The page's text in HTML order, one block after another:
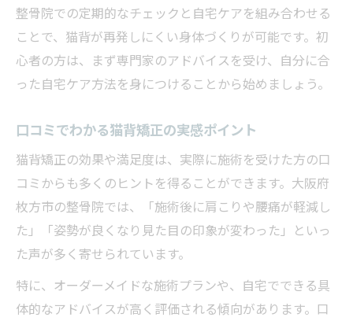
整骨院での定期的なチェックと自宅ケアを組み合わせる
ことで、猫背が再発しにくい身体づくりが可能です。初
心者の方は、まず専門家のアドバイスを受け、自分に合
った自宅ケア方法を身につけることから始めましょう。
口コミでわかる猫背矯正の実感ポイント
猫背矯正の効果や満足度は、実際に施術を受けた方の口
コミからも多くのヒントを得ることができます。大阪府
枚方市の整骨院では、「施術後に肩こりや腰痛が軽減し
た」「姿勢が良くなり見た目の印象が変わった」といっ
た声が多く寄せられています。
特に、オーダーメイドな施術プランや、自宅でできる具
体的なアドバイスが高く評価される傾向があります。口